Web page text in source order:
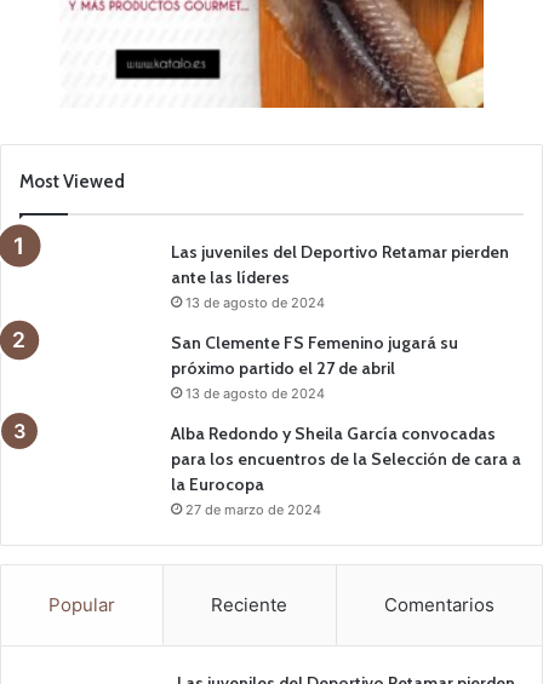
Most Viewed
Las juveniles del Deportivo Retamar pierden
ante las líderes
13 de agosto de 2024
San Clemente FS Femenino jugará su
próximo partido el 27 de abril
13 de agosto de 2024
Alba Redondo y Sheila García convocadas
para los encuentros de la Selección de cara a
la Eurocopa
27 de marzo de 2024
Popular Reciente Comentarios